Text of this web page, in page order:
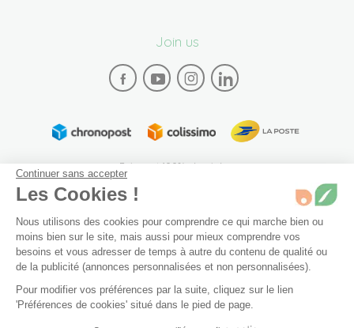
50 g En stock
Join us
Paiement 100% sécurisé
Plan du site Mentions légales Conditions générales de vente
Archives Accessibilité: partiellement conforme (94%)
Continuer sans accepter
Les Cookies !
Nous utilisons des cookies pour comprendre ce qui marche bien ou
moins bien sur le site, mais aussi pour mieux comprendre vos
besoins et vous adresser de temps à autre du contenu de qualité ou
de la publicité (annonces personnalisées et non personnalisées).
Pour modifier vos préférences par la suite, cliquez sur le lien
'Préférences de cookies' situé dans le pied de page.